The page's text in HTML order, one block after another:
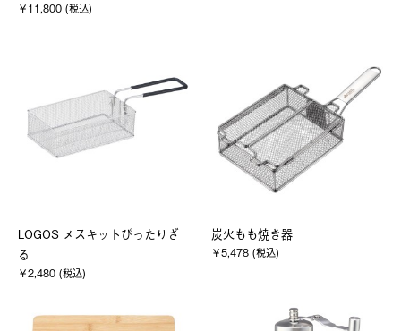
￥11,800 (税込)
LOGOS メスキットぴったりざ
る
￥2,480 (税込)
炭火もも焼き器
￥5,478 (税込)